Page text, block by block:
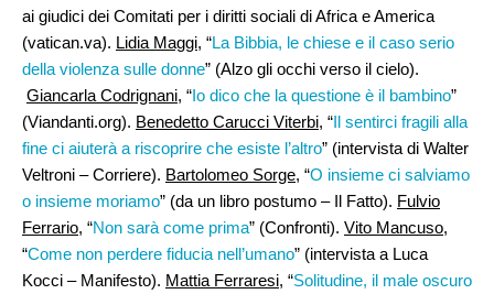
ai giudici dei Comitati per i diritti sociali di Africa e America
(vatican.va). Lidia Maggi, “La Bibbia, le chiese e il caso serio
della violenza sulle donne” (Alzo gli occhi verso il cielo).
Giancarla Codrignani, “Io dico che la questione è il bambino”
(Viandanti.org). Benedetto Carucci Viterbi, “Il sentirci fragili alla
fine ci aiuterà a riscoprire che esiste l’altro” (intervista di Walter
Veltroni – Corriere). Bartolomeo Sorge, “O insieme ci salviamo
o insieme moriamo” (da un libro postumo – Il Fatto). Fulvio
Ferrario, “Non sarà come prima” (Confronti). Vito Mancuso,
“Come non perdere fiducia nell’umano” (intervista a Luca
Kocci – Manifesto). Mattia Ferraresi, “Solitudine, il male oscuro